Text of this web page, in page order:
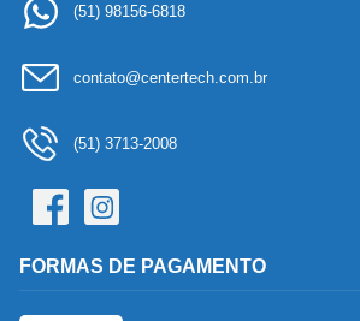
(51) 98156-6818
contato@centertech.com.br
(51) 3713-2008
FORMAS DE PAGAMENTO